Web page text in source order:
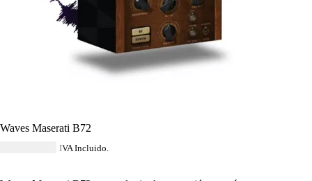
Waves Maserati B72
IVA Incluido.